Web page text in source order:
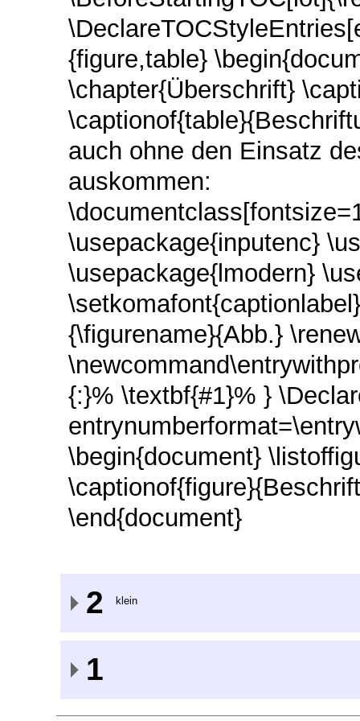
{figure,table}
\chapter{Überschrift}
auch ohne den Einsatz
auskommen:
\usepackage{inputenc}
\usepackage{lmodern}
{\figurename}{Abb.}
{:}% \textbf{#1}% }
\begin{document}
\end{document}
2 klein
1